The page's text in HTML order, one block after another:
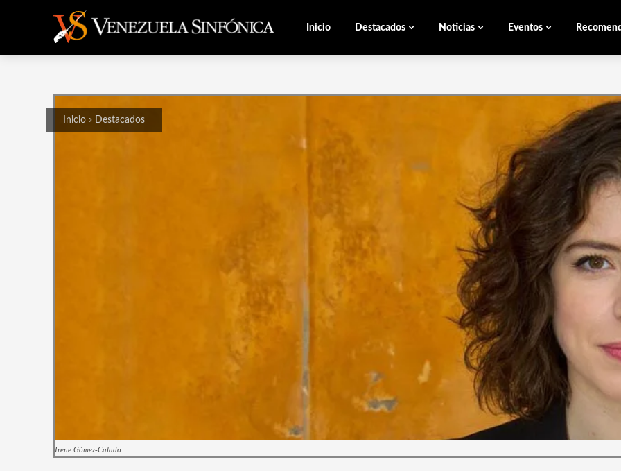
Inicio Destacados Noticias Eventos
Inicio Destacados
Irene Gómez-Calado